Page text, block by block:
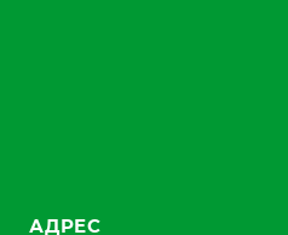
АДРЕС